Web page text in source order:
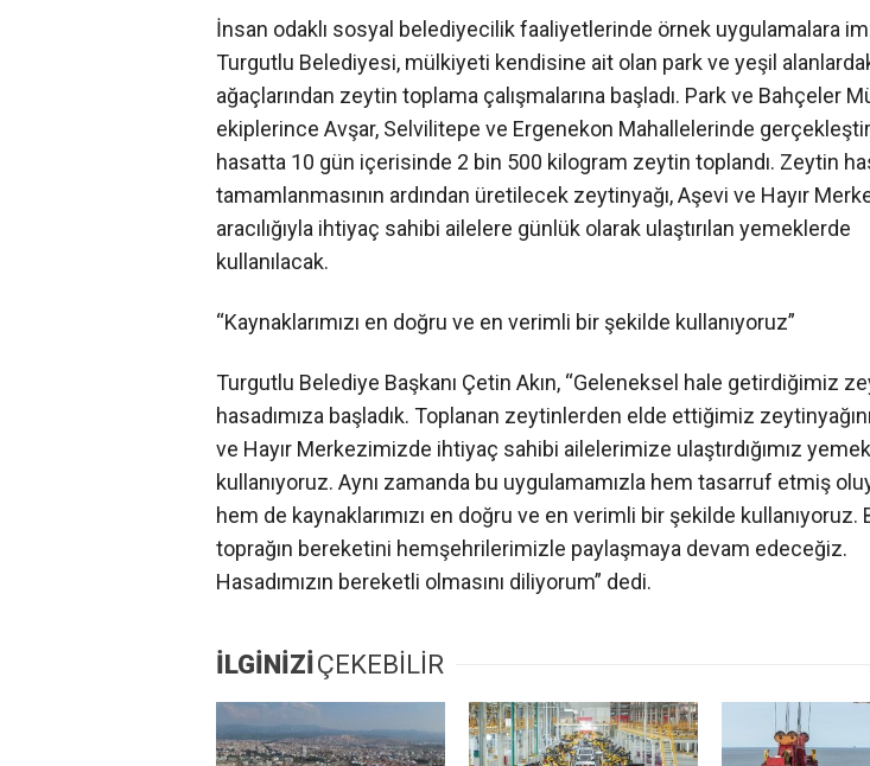
İnsan odaklı sosyal belediyecilik faaliyetlerinde örnek uygulamalara
Turgutlu Belediyesi, mülkiyeti kendisine ait olan park ve yeşil
ağaçlarından zeytin toplama çalışmalarına başladı. Park ve Bahçeler
ekiplerince Avşar, Selvilitepe ve Ergenekon Mahallelerinde
hasatta 10 gün içerisinde 2 bin 500 kilogram zeytin toplandı. Zeytin
tamamlanmasının ardından üretilecek zeytinyağı, Aşevi ve Hayır
aracılığıyla ihtiyaç sahibi ailelere günlük olarak ulaştırılan yemeklerde
kullanılacak.
“Kaynaklarımızı en doğru ve en verimli bir şekilde kullanıyoruz”
Turgutlu Belediye Başkanı Çetin Akın, “Geleneksel hale getirdiğimiz
hasadımıza başladık. Toplanan zeytinlerden elde ettiğimiz
ve Hayır Merkezimizde ihtiyaç sahibi ailelerimize ulaştırdığımız
kullanıyoruz. Aynı zamanda bu uygulamamızla hem tasarruf etmiş
hem de kaynaklarımızı en doğru ve en verimli bir şekilde kullanıyoruz.
toprağın bereketini hemşehrilerimizle paylaşmaya devam edeceğiz.
Hasadımızın bereketli olmasını diliyorum” dedi.
İLGİNİZİÇEKEBİLİR